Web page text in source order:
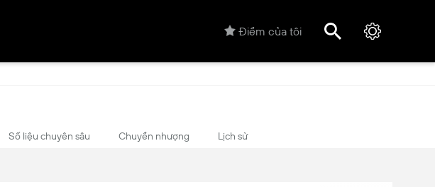
Điểm của tôi
Số liệu chuyên sâu Chuyển nhượng Lịch sử